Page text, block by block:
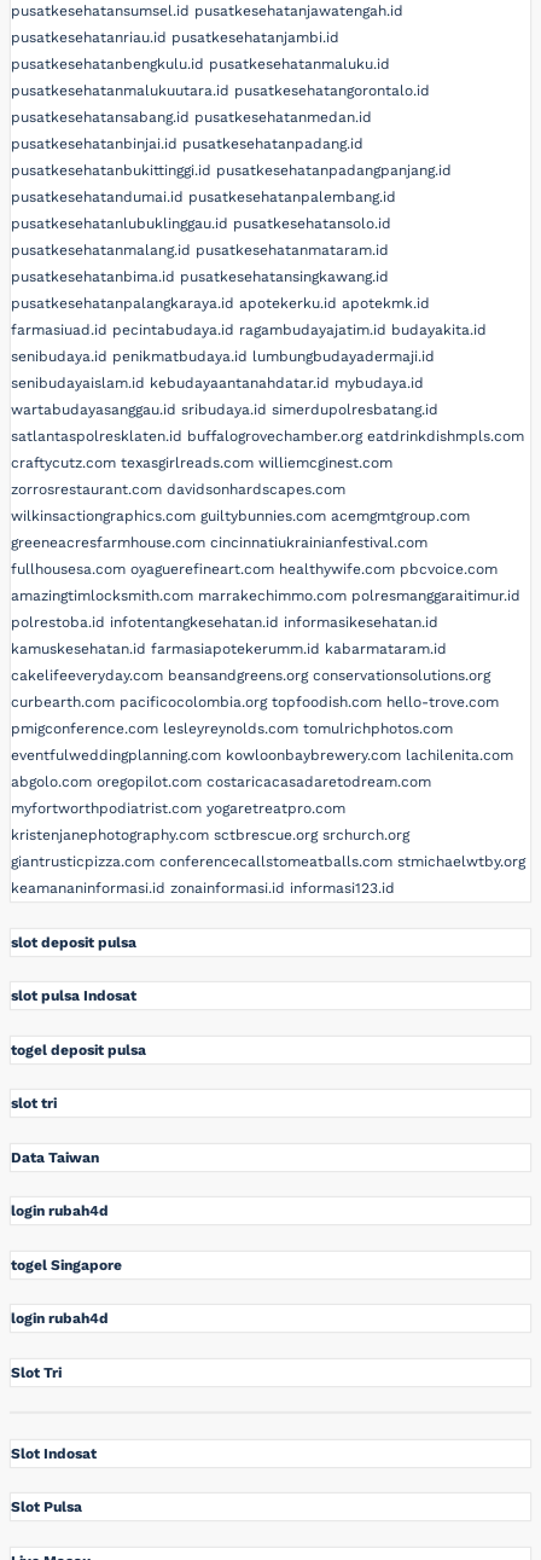
pusatkesehatansumsel.id pusatkesehatanjawatengah.id
pusatkesehatanriau.id pusatkesehatanjambi.id
pusatkesehatanbengkulu.id pusatkesehatanmaluku.id
pusatkesehatanmalukuutara.id pusatkesehatangorontalo.id
pusatkesehatansabang.id pusatkesehatanmedan.id
pusatkesehatanbinjai.id pusatkesehatanpadang.id
pusatkesehatanbukittinggi.id pusatkesehatanpadangpanjang.id
pusatkesehatandumai.id pusatkesehatanpalembang.id
pusatkesehatanlubuklinggau.id pusatkesehatansolo.id
pusatkesehatanmalang.id pusatkesehatanmataram.id
pusatkesehatanbima.id pusatkesehatansingkawang.id
pusatkesehatanpalangkaraya.id apotekerku.id apotekmk.id
farmasiuad.id pecintabudaya.id ragambudayajatim.id budayakita.id
senibudaya.id penikmatbudaya.id lumbungbudayadermaji.id
senibudayaislam.id kebudayaantanahdatar.id mybudaya.id
wartabudayasanggau.id sribudaya.id simerdupolresbatang.id
satlantaspolresklaten.id buffalogrovechamber.org eatdrinkdishmpls.com
craftycutz.com texasgirlreads.com williemcginest.com
zorrosrestaurant.com davidsonhardscapes.com
wilkinsactiongraphics.com guiltybunnies.com acemgmtgroup.com
greeneacresfarmhouse.com cincinnatiukrainianfestival.com
fullhousesa.com oyaguerefineart.com healthywife.com pbcvoice.com
amazingtimlocksmith.com marrakechimmo.com polresmanggaraitimur.id
polrestoba.id infotentangkesehatan.id informasikesehatan.id
kamuskesehatan.id farmasiapotekerumm.id kabarmataram.id
cakelifeeveryday.com beansandgreens.org conservationsolutions.org
curbearth.com pacificocolombia.org topfoodish.com hello-trove.com
pmigconference.com lesleyreynolds.com tomulrichphotos.com
eventfulweddingplanning.com kowloonbaybrewery.com lachilenita.com
abgolo.com oregopilot.com costaricacasadaretodream.com
myfortworthpodiatrist.com yogaretreatpro.com
kristenjanephotography.com sctbrescue.org srchurch.org
giantrusticpizza.com conferencecallstomeatballs.com stmichaelwtby.org
keamananinformasi.id zonainformasi.id informasi123.id
slot deposit pulsa
slot pulsa Indosat
togel deposit pulsa
slot tri
Data Taiwan
login rubah4d
togel Singapore
login rubah4d
Slot Tri
Slot Indosat
Slot Pulsa